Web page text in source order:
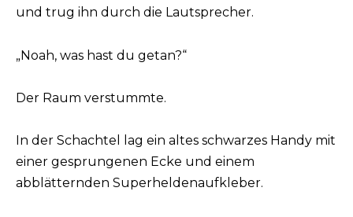
und trug ihn durch die Lautsprecher.
„Noah, was hast du getan?“
Der Raum verstummte.
In der Schachtel lag ein altes schwarzes Handy mit
einer gesprungenen Ecke und einem
abblätternden Superheldenaufkleber.